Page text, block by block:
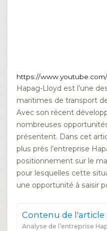
https://
Hapag-Lloyd est l’une
maritimes de transport
Avec son récent
nombreuses
présentent. Dans cet
plus près l’entreprise
positionnement sur le
pour lesquelles cette
une opportunité à saisir
Contenu de l'article :
Analyse de l’entreprise